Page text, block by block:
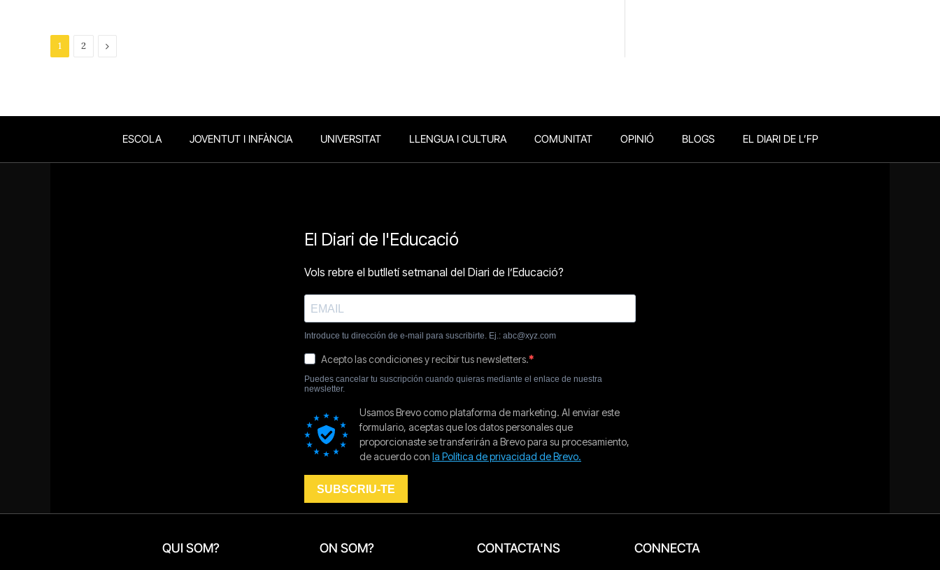
1 2 Next
ESCOLA JOVENTUT I INFÀNCIA UNIVERSITAT LLENGUA I CULTURA COMUNITAT OPINIÓ BLOGS EL DIARI DE L’FP
QUI SOM? ON SOM? CONTACTA'NS CONNECTA